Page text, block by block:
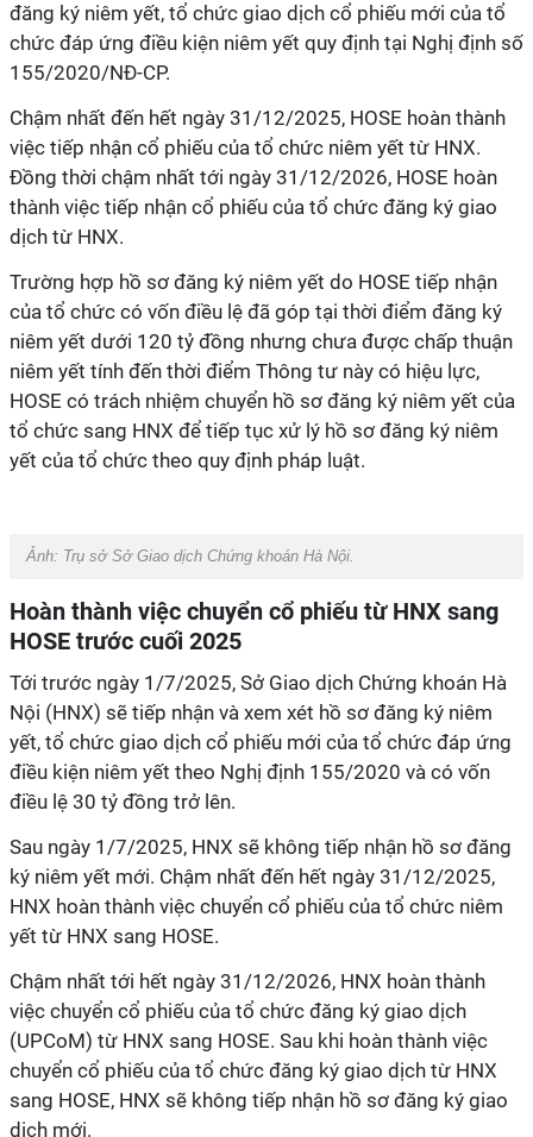
đăng ký niêm yết, tổ chức giao dịch cổ phiếu mới của tổ
chức đáp ứng điều kiện niêm yết quy định tại Nghị định số
155/2020/NĐ-CP.
Chậm nhất đến hết ngày 31/12/2025, HOSE hoàn thành
việc tiếp nhận cổ phiếu của tổ chức niêm yết từ HNX.
Đồng thời chậm nhất tới ngày 31/12/2026, HOSE hoàn
thành việc tiếp nhận cổ phiếu của tổ chức đăng ký giao
dịch từ HNX.
Trường hợp hồ sơ đăng ký niêm yết do HOSE tiếp nhận
của tổ chức có vốn điều lệ đã góp tại thời điểm đăng ký
niêm yết dưới 120 tỷ đồng nhưng chưa được chấp thuận
niêm yết tính đến thời điểm Thông tư này có hiệu lực,
HOSE có trách nhiệm chuyển hồ sơ đăng ký niêm yết của
tổ chức sang HNX để tiếp tục xử lý hồ sơ đăng ký niêm
yết của tổ chức theo quy định pháp luật.
Ảnh: Trụ sở Sở Giao dịch Chứng khoán Hà Nội.
Hoàn thành việc chuyển cổ phiếu từ HNX sang
HOSE trước cuối 2025
Tới trước ngày 1/7/2025, Sở Giao dịch Chứng khoán Hà
Nội (HNX) sẽ tiếp nhận và xem xét hồ sơ đăng ký niêm
yết, tổ chức giao dịch cổ phiếu mới của tổ chức đáp ứng
điều kiện niêm yết theo Nghị định 155/2020 và có vốn
điều lệ 30 tỷ đồng trở lên.
Sau ngày 1/7/2025, HNX sẽ không tiếp nhận hồ sơ đăng
ký niêm yết mới. Chậm nhất đến hết ngày 31/12/2025,
HNX hoàn thành việc chuyển cổ phiếu của tổ chức niêm
yết từ HNX sang HOSE.
Chậm nhất tới hết ngày 31/12/2026, HNX hoàn thành
việc chuyển cổ phiếu của tổ chức đăng ký giao dịch
(UPCoM) từ HNX sang HOSE. Sau khi hoàn thành việc
chuyển cổ phiếu của tổ chức đăng ký giao dịch từ HNX
sang HOSE, HNX sẽ không tiếp nhận hồ sơ đăng ký giao
dịch mới.